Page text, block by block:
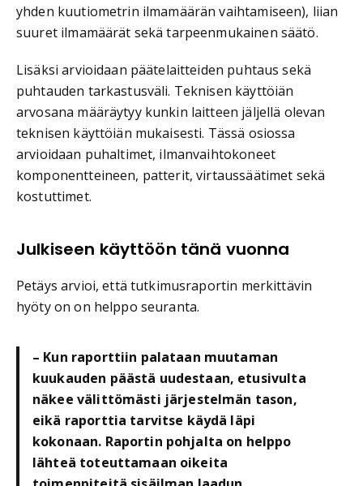
yhden kuutiometrin ilmamäärän vaihtamiseen), liian
suuret ilmamäärät sekä tarpeenmukainen säätö.
Lisäksi arvioidaan päätelaitteiden puhtaus sekä
puhtauden tarkastusväli. Teknisen käyttöiän
arvosana määräytyy kunkin laitteen jäljellä olevan
teknisen käyttöiän mukaisesti. Tässä osiossa
arvioidaan puhaltimet, ilmanvaihtokoneet
komponentteineen, patterit, virtaussäätimet sekä
kostuttimet.
Julkiseen käyttöön tänä vuonna
Petäys arvioi, että tutkimusraportin merkittävin
hyöty on on helppo seuranta.
– Kun raporttiin palataan muutaman
kuukauden päästä uudestaan, etusivulta
näkee välittömästi järjestelmän tason,
eikä raporttia tarvitse käydä läpi
kokonaan. Raportin pohjalta on helppo
lähteä toteuttamaan oikeita